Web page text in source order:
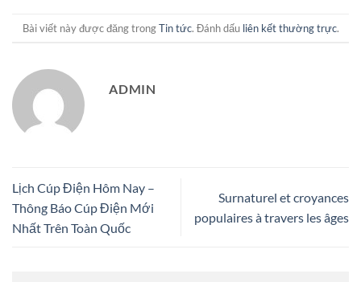
Bài viết này được đăng trongTin tức. Đánh dấu liên kết thường trực.
ADMIN
Lịch Cúp Điện Hôm Nay –
Thông Báo Cúp Điện Mới
Nhất Trên Toàn Quốc
Surnaturel et croyances
populaires à travers les âges